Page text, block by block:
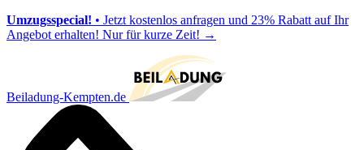
Umzugsspecial! • Jetzt kostenlos anfragen und 23% Rabatt auf Ihr
Angebot erhalten! Nur für kurze Zeit! →
Beiladung-Kempten.de